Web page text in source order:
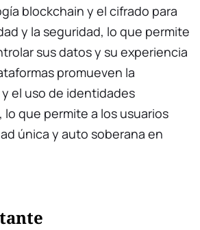
blockchain y el cifrado para
y la seguridad, lo que permite
sus datos y su experiencia
promueven la
el uso de identidades
que permite a los usuarios
única y auto soberana en